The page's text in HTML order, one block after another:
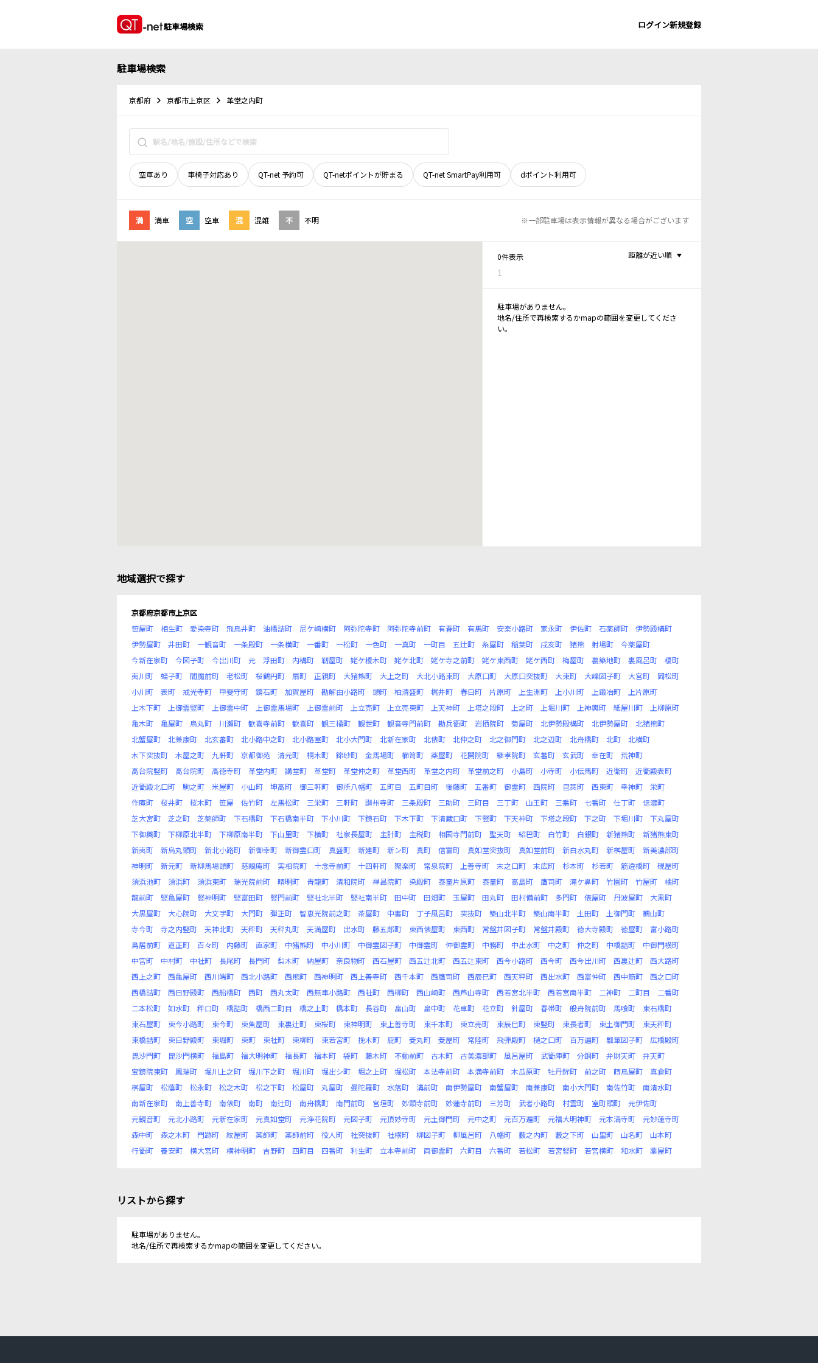
駐車場検索 ログイン新規登録
駐車場検索
京都府 京都市上京区 革堂之内町
空車あり 車椅子対応あり QT-net 予約可 QT-netポイントが貯まる QT-net SmartPay利用可 dポイント利用可
満 満車 空 空車 混 混雑 不 不明 ※一部駐車場は表示情報が異なる場合がございます
0件表示
1
距離が近い順
駐車場がありません。
地名/住所で再検索するかmapの範囲を変更してくださ
い。
地域選択で探す
京都府京都市上京区
笹屋町
相生町 愛染寺町 飛鳥井町 油橋詰町 尼ケ崎横町 阿弥陀寺町 阿弥陀寺前町 有春町 有馬町 安楽小路町 家永町 伊佐町 石薬師町
伊勢殿構町
伊勢屋町
井田町 一観音町 一条殿町 一条横町 一番町 一松町 一色町 一真町 一町目 五辻町 糸屋町 稲葉町 戌亥町 猪熊 射場町
今薬屋町
今新在家町
今図子町 今出川町 元 浮田町 内構町 靭屋町 姥ケ榎木町 姥ケ北町 姥ケ寺之前町 姥ケ東西町 姥ケ西町 梅屋町 裏築地町 裏風呂町
榎町
夷川町
蛭子町 閻魔前町 老松町 桜鶴円町 扇町 正親町 大猪熊町 大上之町 大北小路東町 大原口町 大原口突抜町 大東町 大峰図子町 大宮町
岡松町
小川町
表町 戒光寺町 甲斐守町 鏡石町 加賀屋町 勘解由小路町 頭町 柏清盛町 梶井町 春日町 片原町 上生洲町 上小川町 上鍛冶町
上片原町
上木下町
上御霊竪町 上御霊中町 上御霊馬場町 上御霊前町 上立売町 上立売東町 上天神町 上塔之段町 上之町 上堀川町 上神輿町 紙屋川町
上柳原町
亀木町
亀屋町 烏丸町 川瀬町 歓喜寺前町 歓喜町 観三橘町 観世町 観音寺門前町 勘兵衛町 岩栖院町 菊屋町 北伊勢殿構町 北伊勢屋町
北猪熊町
北蟹屋町
北兼康町 北玄蕃町 北小路中之町 北小路室町 北小大門町 北新在家町 北俵町 北仲之町 北之御門町 北之辺町 北舟橋町 北町
北横町
木下突抜町
木屋之町 九軒町 京都御苑 清元町 桐木町 錦砂町 金馬場町 櫛笥町 薬屋町 花開院町 継孝院町 玄蕃町 玄武町 幸在町
荒神町
高台院竪町
高台院町 高徳寺町 革堂内町 講堂町 革堂町 革堂仲之町 革堂西町 革堂之内町 革堂前之町 小島町 小寺町 小伝馬町 近衛町
近衛殿表町
近衛殿北口町
駒之町 米屋町 小山町 坤高町 御三軒町 御所八幡町 五町目 五町目町 後藤町 五番町 御霊町 西院町 皀莢町 西東町 幸神町
栄町
作庵町
桜井町 桜木町 笹屋 佐竹町 左馬松町 三栄町 三軒町 讃州寺町 三条殿町 三助町 三町目 三丁町 山王町 三番町 七番町 仕丁町
信濃町
芝大宮町
芝之町 芝薬師町 下石橋町 下石橋南半町 下小川町 下鏡石町 下木下町 下清蔵口町 下竪町 下天神町 下塔之段町 下之町 下堀川町
下丸屋町
下御輿町
下柳原北半町 下柳原南半町 下山里町 下横町 社家長屋町 主計町 主税町 相国寺門前町 聖天町 紹巴町 白竹町 白銀町 新猪熊町
新猪熊東町
新夷町
新烏丸頭町 新北小路町 新御幸町 新御霊口町 真盛町 新建町 新ン町 真町 信富町 真如堂突抜町 真如堂前町 新白水丸町 新桝屋町
新美濃部町
神明町
新元町 新柳馬場頭町 慈眼庵町 実相院町 十念寺前町 十四軒町 聚楽町 常泉院町 上善寺町 末之口町 末広町 杉本町 杉若町 筋違橋町
硯屋町
須浜池町
須浜町 須浜東町 瑞光院前町 晴明町 青龍町 清和院町 禅昌院町 染殿町 泰童片原町 泰童町 高島町 鷹司町 滝ケ鼻町 竹園町 竹屋町
橘町
龍前町
竪亀屋町 竪神明町 竪富田町 竪門前町 竪社北半町 竪社南半町 田中町 田畑町 玉屋町 田丸町 田村備前町 多門町 俵屋町 丹波屋町
大黒町
大黒屋町
大心院町 大文字町 大門町 弾正町 智恵光院前之町 茶屋町 中書町 丁子風呂町 突抜町 築山北半町 築山南半町 土田町 土御門町
鶴山町
寺今町
寺之内竪町 天神北町 天秤町 天秤丸町 天満屋町 出水町 藤五郎町 東西俵屋町 東西町 常盤井図子町 常盤井殿町 徳大寺殿町 徳屋町
富小路町
鳥居前町
道正町 百々町 内藤町 直家町 中猪熊町 中小川町 中御霊図子町 中御霊町 仲御霊町 中務町 中出水町 中之町 仲之町 中橋詰町
中御門横町
中宮町
中村町 中社町 長尾町 長門町 梨木町 納屋町 奈良物町 西石屋町 西五辻北町 西五辻東町 西今小路町 西今町 西今出川町 西裏辻町
西大路町
西上之町
西亀屋町 西川端町 西北小路町 西熊町 西神明町 西上善寺町 西千本町 西鷹司町 西辰巳町 西天秤町 西出水町 西富仲町 西中筋町
西之口町
西橋詰町
西日野殿町 西船橋町 西町 西丸太町 西無車小路町 西社町 西柳町 西山崎町 西芦山寺町 西若宮北半町 西若宮南半町 二神町 二町目
二番町
二本松町
如水町 秤口町 橋詰町 橋西二町目 橋之上町 橋本町 長谷町 畠山町 畠中町 花車町 花立町 針屋町 春帯町 般舟院前町 馬喰町
東石橋町
東石屋町
東今小路町 東今町 東魚屋町 東裏辻町 東桜町 東神明町 東上善寺町 東千本町 東立売町 東辰巳町 東竪町 東長者町 東土御門町
東天秤町
東橋詰町
東日野殿町 東堀町 東町 東社町 東柳町 東若宮町 挽木町 庇町 菱丸町 菱屋町 常陸町 飛弾殿町 樋之口町 百万遍町 瓢箪図子町
広橋殿町
毘沙門町
毘沙門横町 福島町 福大明神町 福長町 福本町 袋町 藤木町 不動前町 古木町 古美濃部町 風呂屋町 武衛陣町 分銅町 弁財天町
弁天町
宝鏡院東町
鳳瑞町 堀川上之町 堀川下之町 堀川町 堀出シ町 堀之上町 堀松町 本法寺前町 本満寺前町 木瓜原町 牡丹鉾町 前之町 蒔鳥屋町
真倉町
桝屋町
松蔭町 松永町 松之木町 松之下町 松屋町 丸屋町 曼陀羅町 水落町 溝前町 南伊勢屋町 南蟹屋町 南兼康町 南小大門町 南佐竹町
南清水町
南新在家町
南上善寺町 南俵町 南町 南辻町 南舟橋町 南門前町 宮垣町 妙顕寺前町 妙蓮寺前町 三芳町 武者小路町 村雲町 室町頭町
元伊佐町
元観音町
元北小路町 元新在家町 元真如堂町 元浄花院町 元図子町 元頂妙寺町 元土御門町 元中之町 元百万遍町 元福大明神町 元本満寺町
元妙蓮寺町
森中町
森之木町 門跡町 紋屋町 薬師町 薬師前町 役人町 社突抜町 社横町 柳図子町 柳風呂町 八幡町 藪之内町 藪之下町 山里町 山名町
山本町
行衛町
養安町 横大宮町 横神明町 吉野町 四町目 四番町 利生町 立本寺前町 両御霊町 六町目 六番町 若松町 若宮竪町 若宮横町 和水町 藁屋町
リストから探す
駐車場がありません。
地名/住所で再検索するかmapの範囲を変更してください。